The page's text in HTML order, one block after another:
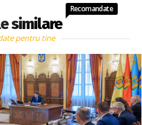
similare
Recomandate
pentru tine